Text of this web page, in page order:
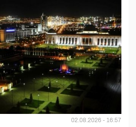
02.08.2026 - 16:57